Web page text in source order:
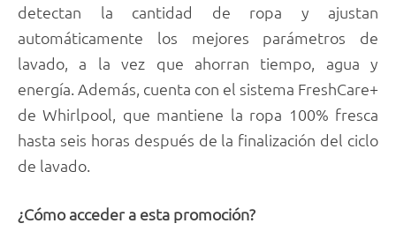
detectan la cantidad de ropa y ajustan
automáticamente los mejores parámetros de
lavado, a la vez que ahorran tiempo, agua y
energía. Además, cuenta con el sistema FreshCare+
de Whirlpool, que mantiene la ropa 100% fresca
hasta seis horas después de la finalización del ciclo
de lavado.
¿Cómo acceder a esta promoción?